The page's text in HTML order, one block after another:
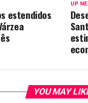
UP
estendidos
YOU MAY